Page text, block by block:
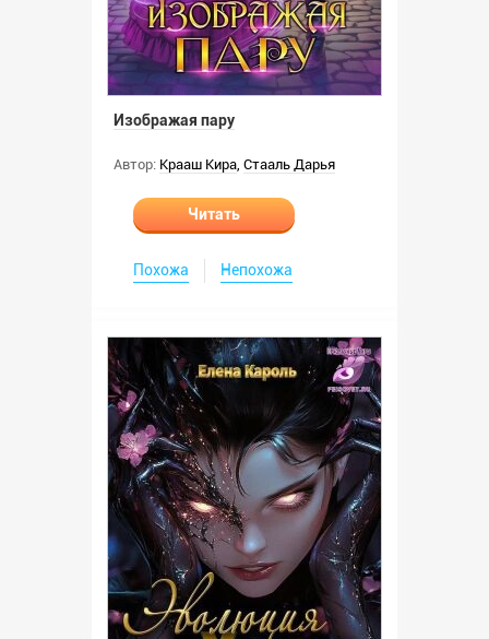
Изображая пару
Автор: Крааш Кира, Стааль Дарья
Читать
Похожа Непохожа